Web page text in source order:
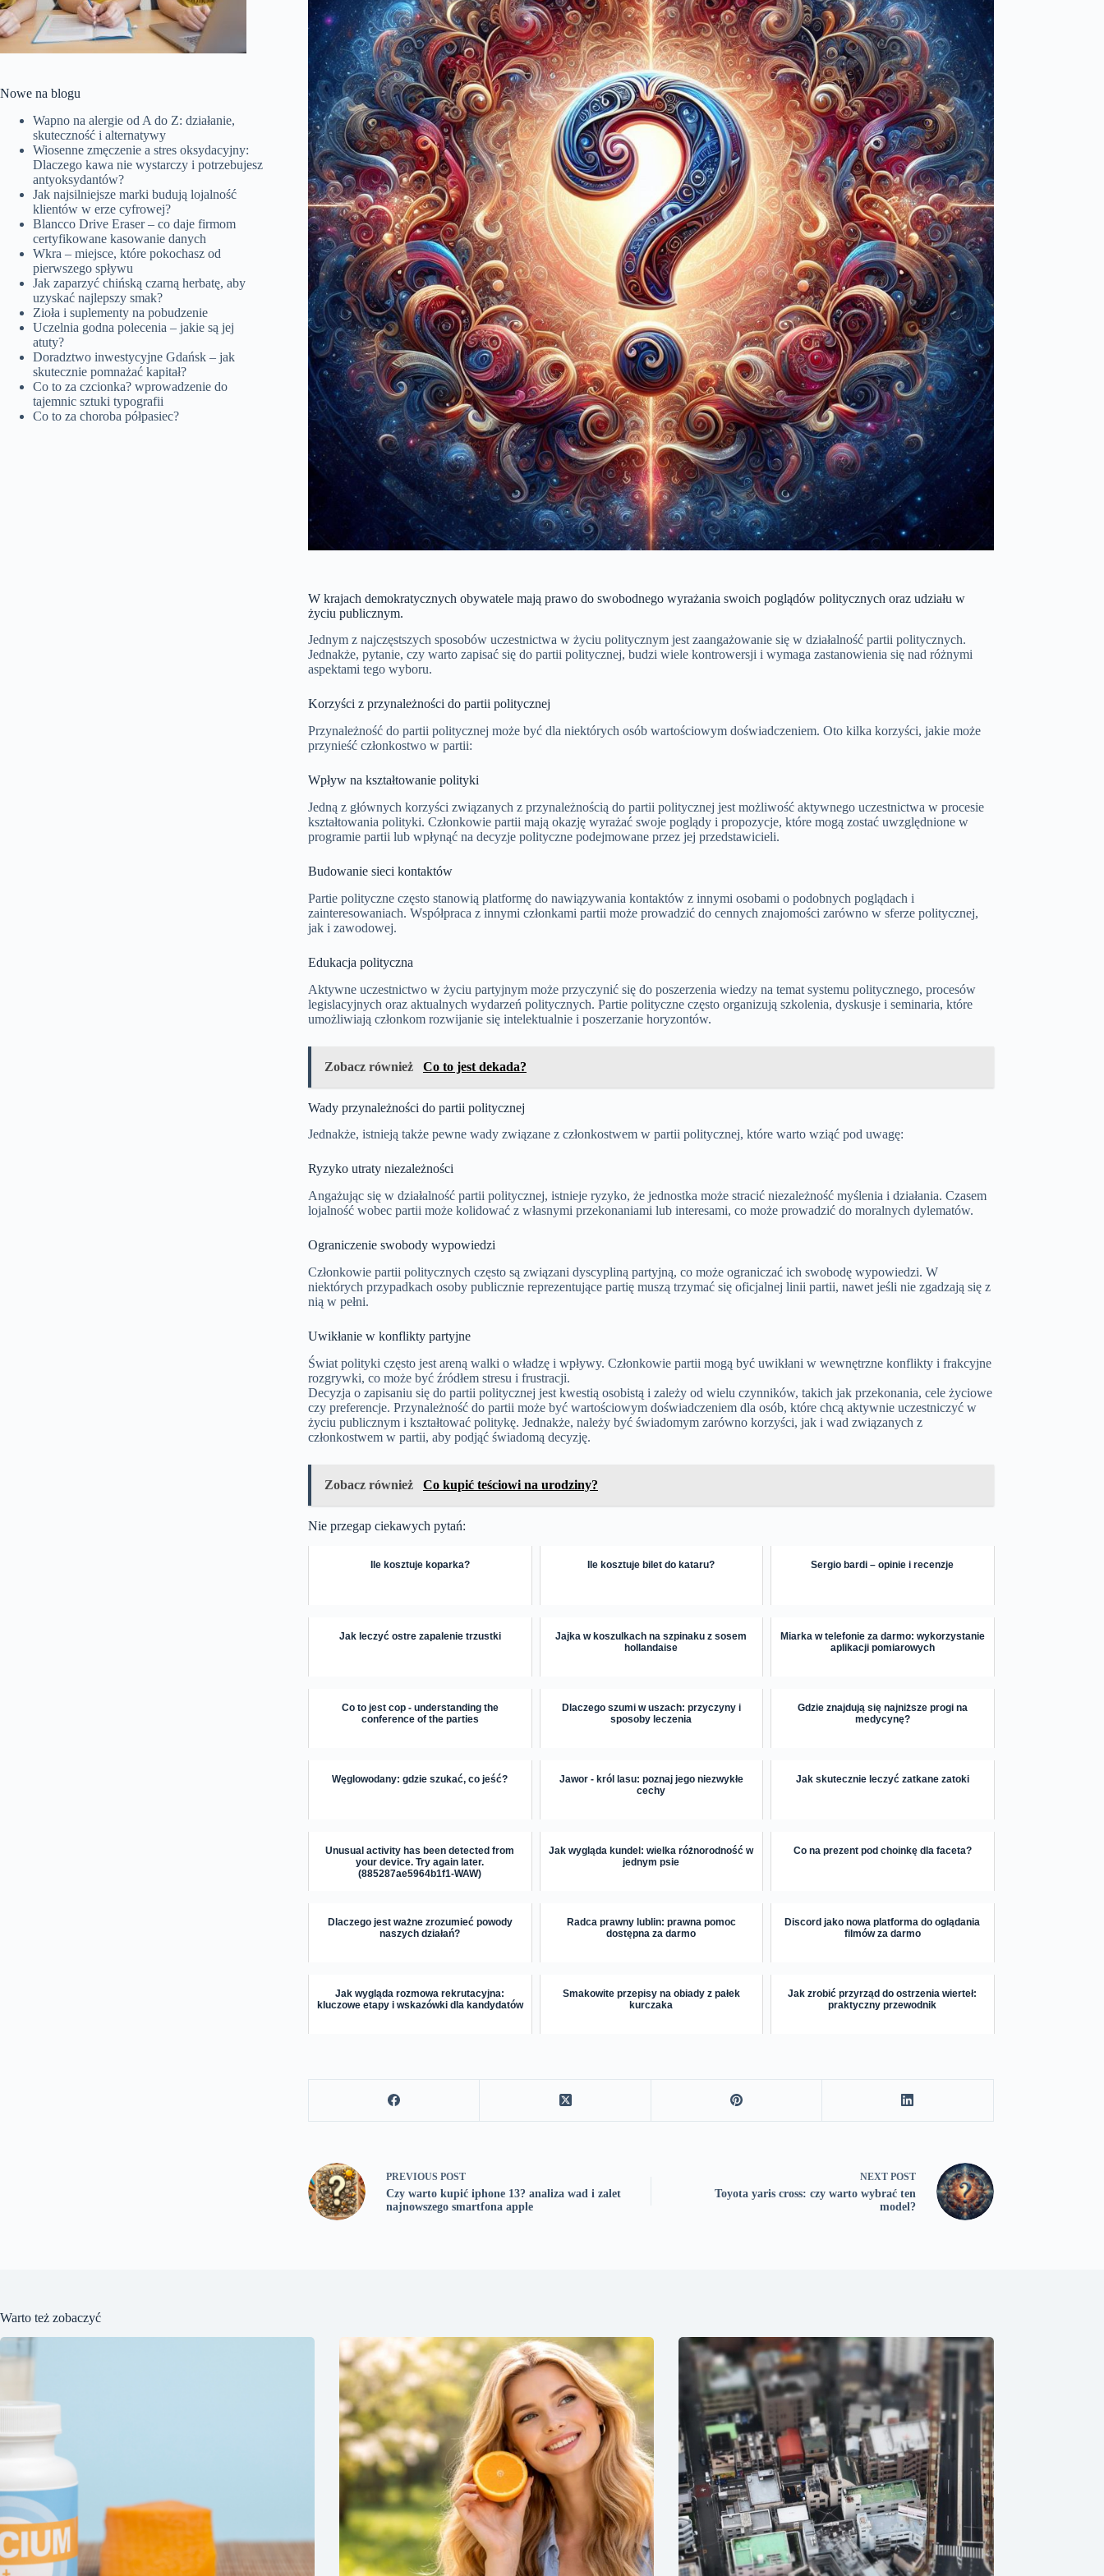
W krajach demokratycznych obywatele mają prawo do swobodnego wyrażania swoich poglądów politycznych oraz udziału w
życiu publicznym.
Jednym z najczęstszych sposobów uczestnictwa w życiu politycznym jest zaangażowanie się w działalność partii politycznych.
Jednakże, pytanie, czy warto zapisać się do partii politycznej, budzi wiele kontrowersji i wymaga zastanowienia się nad różnymi
aspektami tego wyboru.
Korzyści z przynależności do partii politycznej
Przynależność do partii politycznej może być dla niektórych osób wartościowym doświadczeniem. Oto kilka korzyści, jakie może
przynieść członkostwo w partii:
Wpływ na kształtowanie polityki
Jedną z głównych korzyści związanych z przynależnością do partii politycznej jest możliwość aktywnego uczestnictwa w procesie
kształtowania polityki. Członkowie partii mają okazję wyrażać swoje poglądy i propozycje, które mogą zostać uwzględnione w
programie partii lub wpłynąć na decyzje polityczne podejmowane przez jej przedstawicieli.
Budowanie sieci kontaktów
Partie polityczne często stanowią platformę do nawiązywania kontaktów z innymi osobami o podobnych poglądach i
zainteresowaniach. Współpraca z innymi członkami partii może prowadzić do cennych znajomości zarówno w sferze politycznej,
jak i zawodowej.
Edukacja polityczna
Aktywne uczestnictwo w życiu partyjnym może przyczynić się do poszerzenia wiedzy na temat systemu politycznego, procesów
legislacyjnych oraz aktualnych wydarzeń politycznych. Partie polityczne często organizują szkolenia, dyskusje i seminaria, które
umożliwiają członkom rozwijanie się intelektualnie i poszerzanie horyzontów.
Zobacz również Co to jest dekada?
Wady przynależności do partii politycznej
Jednakże, istnieją także pewne wady związane z członkostwem w partii politycznej, które warto wziąć pod uwagę:
Ryzyko utraty niezależności
Angażując się w działalność partii politycznej, istnieje ryzyko, że jednostka może stracić niezależność myślenia i działania. Czasem
lojalność wobec partii może kolidować z własnymi przekonaniami lub interesami, co może prowadzić do moralnych dylematów.
Ograniczenie swobody wypowiedzi
Członkowie partii politycznych często są związani dyscypliną partyjną, co może ograniczać ich swobodę wypowiedzi. W
niektórych przypadkach osoby publicznie reprezentujące partię muszą trzymać się oficjalnej linii partii, nawet jeśli nie zgadzają się z
nią w pełni.
Uwikłanie w konflikty partyjne
Świat polityki często jest areną walki o władzę i wpływy. Członkowie partii mogą być uwikłani w wewnętrzne konflikty i frakcyjne
rozgrywki, co może być źródłem stresu i frustracji.
Decyzja o zapisaniu się do partii politycznej jest kwestią osobistą i zależy od wielu czynników, takich jak przekonania, cele życiowe
czy preferencje. Przynależność do partii może być wartościowym doświadczeniem dla osób, które chcą aktywnie uczestniczyć w
życiu publicznym i kształtować politykę. Jednakże, należy być świadomym zarówno korzyści, jak i wad związanych z
członkostwem w partii, aby podjąć świadomą decyzję.
Zobacz również Co kupić teściowi na urodziny?
Nie przegap ciekawych pytań:
Ile kosztuje koparka? Ile kosztuje bilet do kataru? Sergio bardi – opinie i recenzje
Jak leczyć ostre zapalenie trzustki
Jajka w koszulkach na szpinaku z sosem
hollandaise
Miarka w telefonie za darmo: wykorzystanie
aplikacji pomiarowych
Co to jest cop - understanding the
conference of the parties
Dlaczego szumi w uszach: przyczyny i
sposoby leczenia
Gdzie znajdują się najniższe progi na
medycynę?
Węglowodany: gdzie szukać, co jeść?
Jawor - król lasu: poznaj jego niezwykłe
cechy
Jak skutecznie leczyć zatkane zatoki
Unusual activity has been detected from
your device. Try again later.
(885287ae5964b1f1-WAW)
Jak wygląda kundel: wielka różnorodność w
jednym psie
Co na prezent pod choinkę dla faceta?
Dlaczego jest ważne zrozumieć powody
naszych działań?
Radca prawny lublin: prawna pomoc
dostępna za darmo
Discord jako nowa platforma do oglądania
filmów za darmo
Jak wygląda rozmowa rekrutacyjna:
kluczowe etapy i wskazówki dla kandydatów
Smakowite przepisy na obiady z pałek
kurczaka
Jak zrobić przyrząd do ostrzenia wierteł:
praktyczny przewodnik
PREVIOUS POST
Czy warto kupić iphone 13? analiza wad i zalet
najnowszego smartfona apple
NEXT POST
Toyota yaris cross: czy warto wybrać ten
model?
Nowe na blogu
Wapno na alergie od A do Z: działanie,
skuteczność i alternatywy
Wiosenne zmęczenie a stres oksydacyjny:
Dlaczego kawa nie wystarczy i potrzebujesz
antyoksydantów?
Jak najsilniejsze marki budują lojalność
klientów w erze cyfrowej?
Blancco Drive Eraser – co daje firmom
certyfikowane kasowanie danych
Wkra – miejsce, które pokochasz od
pierwszego spływu
Jak zaparzyć chińską czarną herbatę, aby
uzyskać najlepszy smak?
Zioła i suplementy na pobudzenie
Uczelnia godna polecenia – jakie są jej
atuty?
Doradztwo inwestycyjne Gdańsk – jak
skutecznie pomnażać kapitał?
Co to za czcionka? wprowadzenie do
tajemnic sztuki typografii
Co to za choroba półpasiec?
Warto też zobaczyć